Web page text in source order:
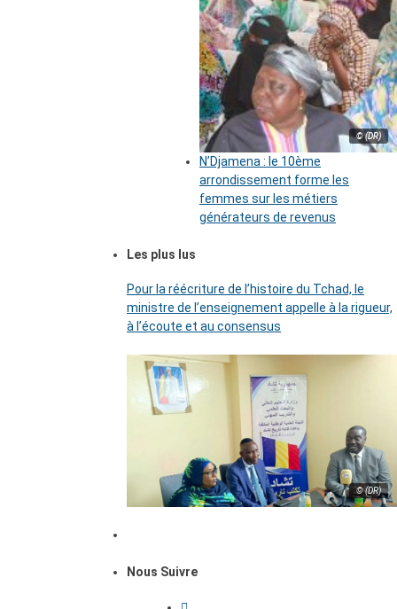
© (DR)
N’Djamena : le 10ème
arrondissement forme les
femmes sur les métiers
générateurs de revenus
Les plus lus
Pour la réécriture de l’histoire du Tchad, le
ministre de l’enseignement appelle à la rigueur,
à l’écoute et au consensus
© (DR)
Nous Suivre